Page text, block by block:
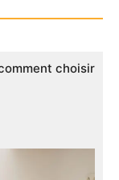
choisir